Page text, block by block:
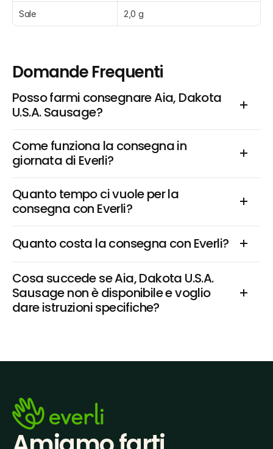
Sale 2,0 g
Domande Frequenti
Posso farmi consegnare Aia, Dakota
U.S.A. Sausage?
Come funziona la consegna in
giornata di Everli?
Quanto tempo ci vuole per la
consegna con Everli?
Quanto costa la consegna con Everli?
Cosa succede se Aia, Dakota U.S.A.
Sausage non è disponibile e voglio
dare istruzioni specifiche?